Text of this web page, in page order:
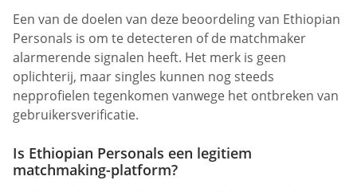
Een van de doelen van deze beoordeling van Ethiopian
Personals is om te detecteren of de matchmaker
alarmerende signalen heeft. Het merk is geen
oplichterij, maar singles kunnen nog steeds
nepprofielen tegenkomen vanwege het ontbreken van
gebruikersverificatie.
Is Ethiopian Personals een legitiem
matchmaking-platform?